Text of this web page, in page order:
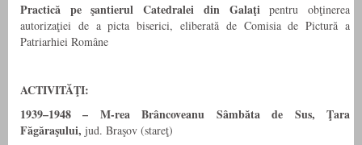
Practică pe şantierul Catedralei din Galaţipentru obţinerea
autorizaţiei de a picta biserici, eliberată de Comisia de Pictură a
Patriarhiei Române
ACTIVITĂŢI:
1939–1948 – M-rea Brâncoveanu Sâmbăta de Sus, Ţara
Făgăraşului, jud. Braşov (stareţ)